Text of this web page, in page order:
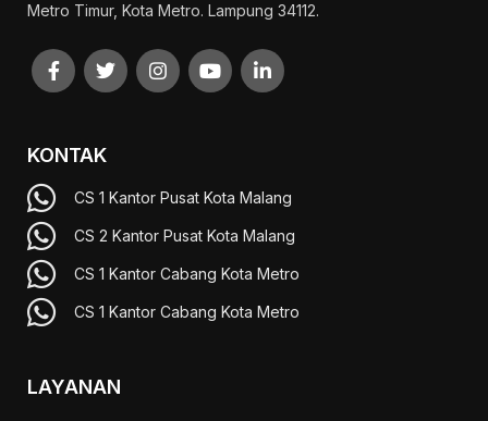
Metro Timur, Kota Metro. Lampung 34112.
KONTAK
CS 1 Kantor Pusat Kota Malang
CS 2 Kantor Pusat Kota Malang
CS 1 Kantor Cabang Kota Metro
CS 1 Kantor Cabang Kota Metro
LAYANAN